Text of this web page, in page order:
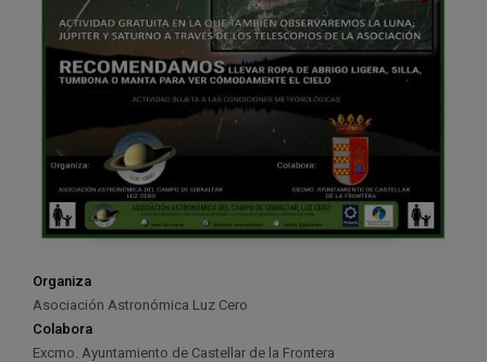
Organiza
Asociación Astronómica Luz Cero
Colabora
Excmo. Ayuntamiento de Castellar de la Frontera